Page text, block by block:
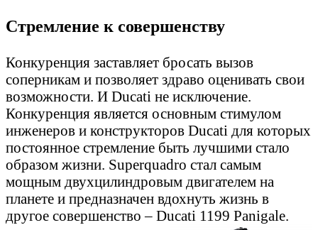
Стремление к совершенству
Конкуренция заставляет бросать вызов
соперникам и позволяет здраво оценивать свои
возможности. И Ducati не исключение.
Конкуренция является основным стимулом
инженеров и конструкторов Ducati для которых
постоянное стремление быть лучшими стало
образом жизни. Superquadro стал самым
мощным двухцилиндровым двигателем на
планете и предназначен вдохнуть жизнь в
другое совершенство – Ducati 1199 Panigale.